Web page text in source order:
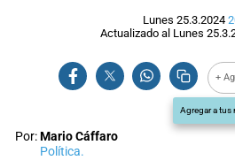
Lunes 25.3.2024
Actualizado al Lunes
+
Agregar a tus
Por:Mario Cáffaro
Política.